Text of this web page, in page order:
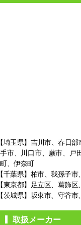
埼玉県】吉川市、春日
手市、
川口市、蕨市、戸
町、伊奈町
千葉県】柏市、我孫子市
東京都】足立区、葛飾区
茨城県】坂東市、守谷市
取扱メーカー